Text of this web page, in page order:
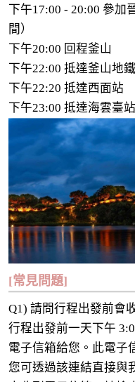
下午17:00 - 20:00 參
間）
下午20:00 回程釜山
下午22:00 抵達釜山地
下午22:20 抵達西面站
下午23:00 抵達海雲臺站
[常見問題]
Q1) 請問行程出發前會
行程出發前一天下午
電子信箱給您。此電子
您可透過該連結直接與